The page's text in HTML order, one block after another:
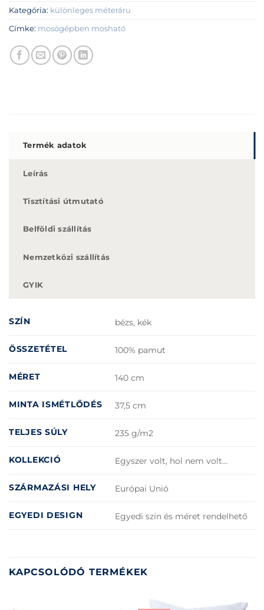
Kategória: különleges méteráru
Címke: mosógépben mosható
Termék adatok
Leírás
Tisztítási útmutató
Belföldi szállítás
Nemzetközi szállítás
GYIK
SZÍN bézs, kék
ÖSSZETÉTEL 100% pamut
MÉRET 140 cm
MINTA ISMÉTLŐDÉS 37,5 cm
TELJES SÚLY 235 g/m2
KOLLEKCIÓ Egyszer volt, hol nem volt…
SZÁRMAZÁSI HELY Európai Unió
EGYEDI DESIGN Egyedi szín és méret rendelhető
KAPCSOLÓDÓ TERMÉKEK